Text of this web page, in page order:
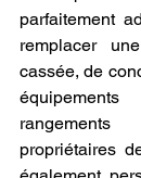
parfaitement
remplacer
cassée, de
propriétaires